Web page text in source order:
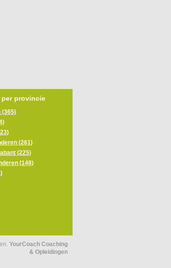
per provincie
(365)
(261)
(225)
(148)
YourCoach Coaching
& Opleidingen